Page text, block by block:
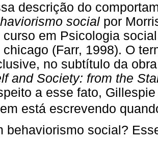
descrição do
social por
curso em Psicologia
chicago (Farr, 1998). O
no subtítulo da
and Society: from the
a esse fato,
está escrevendo
behaviorismo social?